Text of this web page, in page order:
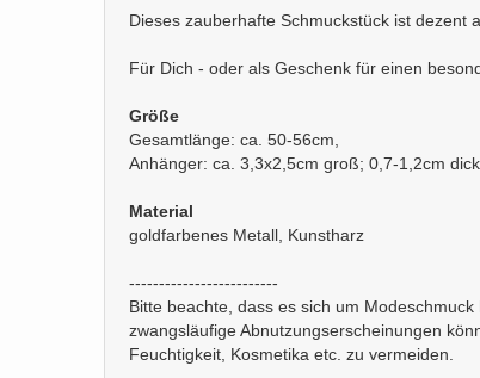
Dieses zauberhafte Schmuckstück ist dezent
Für Dich - oder als Geschenk für einen
Größe
Gesamtlänge: ca. 50-56cm,
Anhänger: ca. 3,3x2,5cm groß; 0,7-1,2cm dick
Material
goldfarbenes Metall, Kunstharz
-------------------------
Bitte beachte, dass es sich um
zwangsläufige Abnutzungserscheinungen
Feuchtigkeit, Kosmetika etc. zu vermeiden.